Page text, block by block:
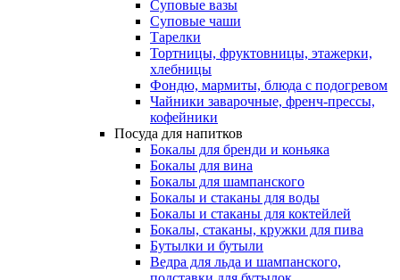
Суповые вазы
Суповые чаши
Тарелки
Тортницы, фруктовницы, этажерки,
хлебницы
Фондю, мармиты, блюда с подогревом
Чайники заварочные, френч-прессы,
кофейники
Посуда для напитков
Бокалы для бренди и коньяка
Бокалы для вина
Бокалы для шампанского
Бокалы и стаканы для воды
Бокалы и стаканы для коктейлей
Бокалы, стаканы, кружки для пива
Бутылки и бутыли
Ведра для льда и шампанского,